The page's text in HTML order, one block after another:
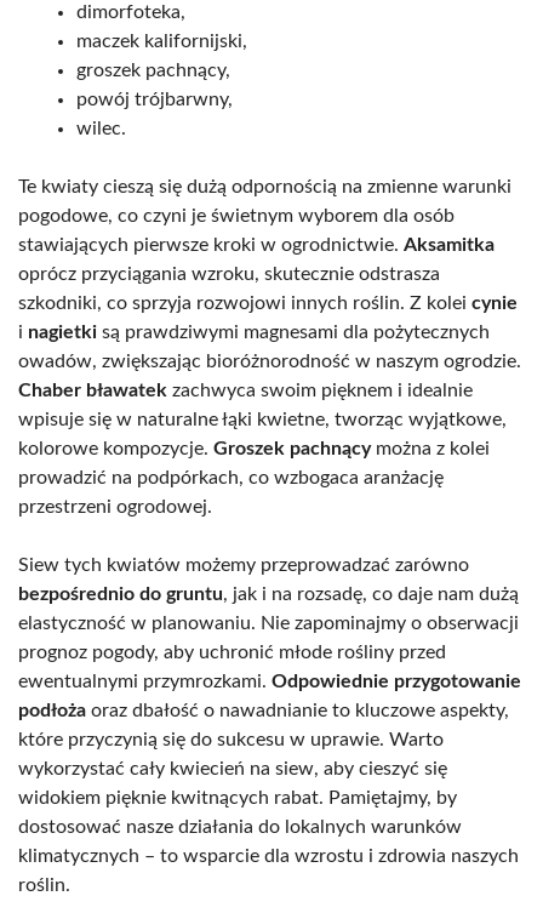
dimorfoteka,
maczek kalifornijski,
groszek pachnący,
powój trójbarwny,
wilec.
Te kwiaty cieszą się dużą odpornością na zmienne warunki
pogodowe, co czyni je świetnym wyborem dla osób
stawiających pierwsze kroki w ogrodnictwie. Aksamitka
oprócz przyciągania wzroku, skutecznie odstrasza
szkodniki, co sprzyja rozwojowi innych roślin. Z kolei cynie
i nagietki są prawdziwymi magnesami dla pożytecznych
owadów, zwiększając bioróżnorodność w naszym ogrodzie.
Chaber bławatek zachwyca swoim pięknem i idealnie
wpisuje się w naturalne łąki kwietne, tworząc wyjątkowe,
kolorowe kompozycje. Groszek pachnącymożna z kolei
prowadzić na podpórkach, co wzbogaca aranżację
przestrzeni ogrodowej.
Siew tych kwiatów możemy przeprowadzać zarówno
bezpośrednio do gruntu, jak i na rozsadę, co daje nam dużą
elastyczność w planowaniu. Nie zapominajmy o obserwacji
prognoz pogody, aby uchronić młode rośliny przed
ewentualnymi przymrozkami. Odpowiednie przygotowanie
podłoża oraz dbałość o nawadnianie to kluczowe aspekty,
które przyczynią się do sukcesu w uprawie. Warto
wykorzystać cały kwiecień na siew, aby cieszyć się
widokiem pięknie kwitnących rabat. Pamiętajmy, by
dostosować nasze działania do lokalnych warunków
klimatycznych – to wsparcie dla wzrostu i zdrowia naszych
roślin.